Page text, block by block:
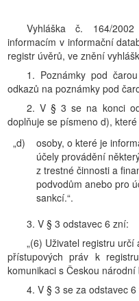
Vyhláška č. 164/
informacím v informační
registr úvěrů, ve znění
1. Poznámky pod
odkazů na poznámky pod
2. V § 3 se na konci
doplňuje se písmeno d),
„d)
osoby, o které je
účely provádění
z trestné činnosti a
podvodům anebo pro
sankcí.“.
3. V § 3 odstavec 6 zní:
„(6) Uživatel registru
přístupových práv k
komunikaci s Českou národní
4. V § 3 se za odstavec